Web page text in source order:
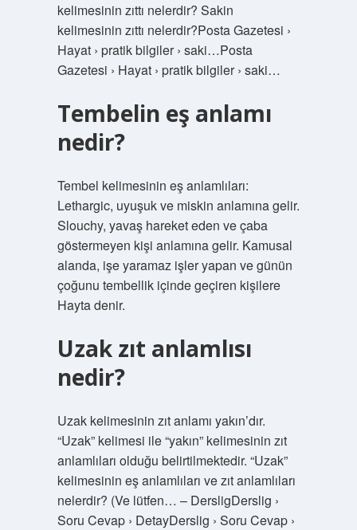
kelimesinin zıttı nelerdir? Sakin
kelimesinin zıttı nelerdir?Posta Gazetesi ›
Hayat › pratik bilgiler › saki…Posta
Gazetesi › Hayat › pratik bilgiler › saki…
Tembelin eş anlamı
nedir?
Tembel kelimesinin eş anlamlıları:
Lethargic, uyuşuk ve miskin anlamına gelir.
Slouchy, yavaş hareket eden ve çaba
göstermeyen kişi anlamına gelir. Kamusal
alanda, işe yaramaz işler yapan ve günün
çoğunu tembellik içinde geçiren kişilere
Hayta denir.
Uzak zıt anlamlısı
nedir?
Uzak kelimesinin zıt anlamı yakın’dır.
“Uzak” kelimesi ile “yakın” kelimesinin zıt
anlamlıları olduğu belirtilmektedir. “Uzak”
kelimesinin eş anlamlıları ve zıt anlamlıları
nelerdir? (Ve lütfen… – DersligDerslig ›
Soru Cevap › DetayDerslig › Soru Cevap ›